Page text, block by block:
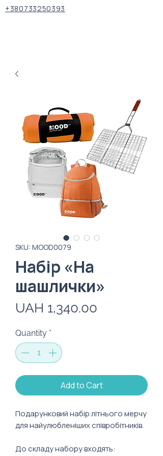
+380733250393
SKU: MOOD0079
Набір «На
шашлички»
UAH 1,340.00
Quantity *
Add to Cart
Подарунковий набір літнього мерчу
для найулюбленіших співробітників.
До складу набору входять: